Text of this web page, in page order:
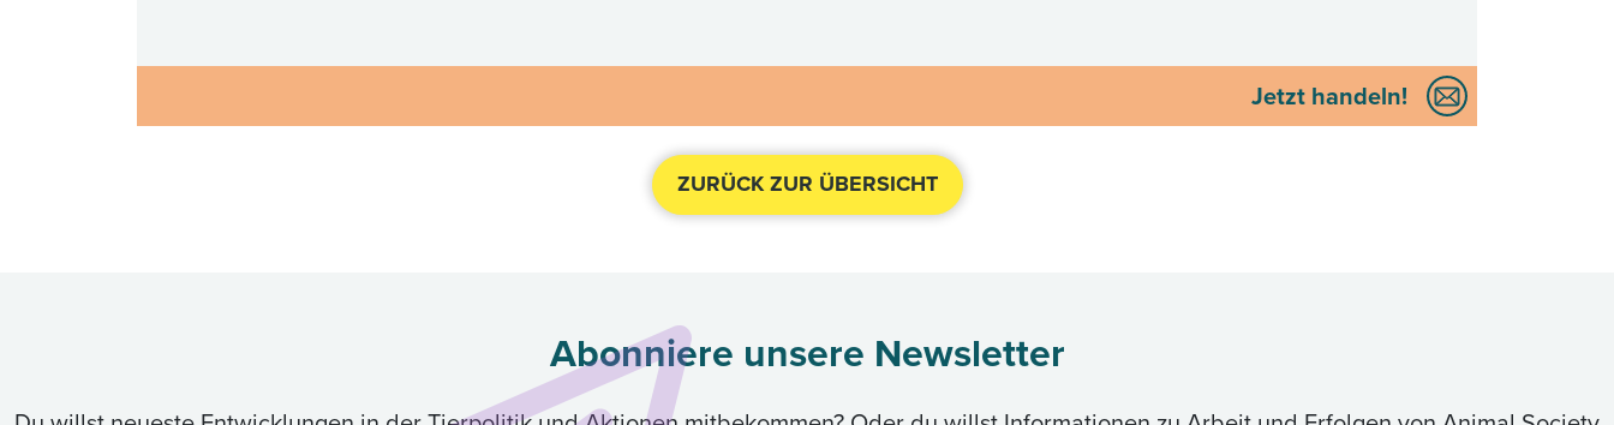
Jetzt handeln!
ZURÜCK ZUR ÜBERSICHT
Abonniere unsere Newsletter